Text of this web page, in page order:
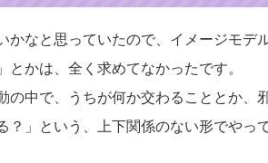
かなと思っていたので、イメージモデ
とかは、全く求めてなかったです。
の中で、うちが何か交わることとか、
？」という、上下関係のない形でやっ